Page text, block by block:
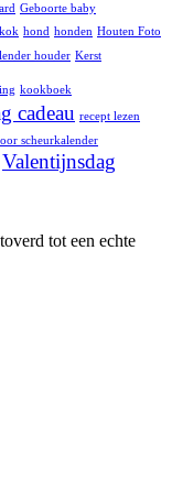
Geboorte baby
hond honden Houten Foto
houder Kerst
kookboek
cadeau recept lezen
scheurkalender
Valentijnsdag
tot een echte